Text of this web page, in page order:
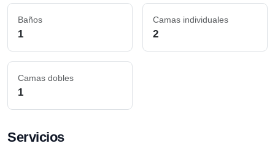
Baños
1
Camas individuales
2
Camas dobles
1
Servicios